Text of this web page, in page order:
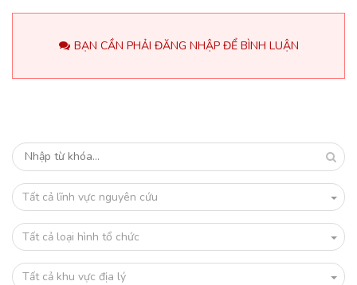
BẠN CẦN PHẢI ĐĂNG NHẬP ĐỂ BÌNH LUẬN
Tất cả lĩnh vực nguyên cứu
Tất cả loại hình tổ chức
Tất cả khu vực địa lý